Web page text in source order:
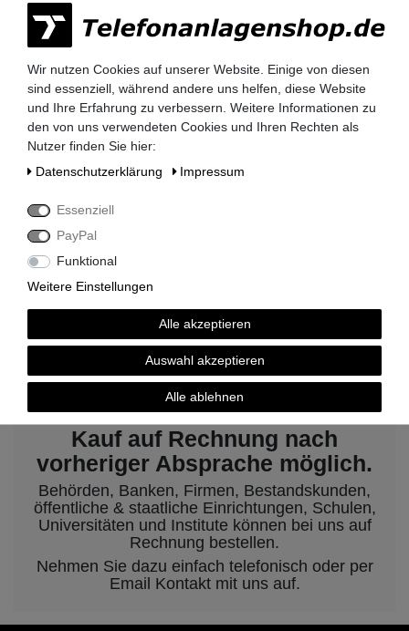
Qualität, Zuverlässigkeit und
Vertrauen.
Lieferzeit 2-3 Tage
Rechnungskauf auf Anfrage möglich
Kauf auf Rechnung nach
vorheriger Absprache möglich.
Behörden, Banken, Firmen, Bestandskunden,
öffentliche & staatliche Einrichtungen, Schulen,
Universitäten und Institute können bei uns auf
Rechnung bestellen.
Nehmen Sie dazu einfach telefonisch oder per
Email Kontakt mit uns auf.
Wir nutzen Cookies auf unserer Website. Einige von diesen
sind essenziell, während andere uns helfen, diese Website
und Ihre Erfahrung zu verbessern. Weitere Informationen zu
den von uns verwendeten Cookies und Ihren Rechten als
Nutzer finden Sie hier:
Daten­schutz­erklärung
Impressum
Essenziell
PayPal
Funktional
Weitere Einstellungen
Alle akzeptieren
Auswahl akzeptieren
Alle ablehnen